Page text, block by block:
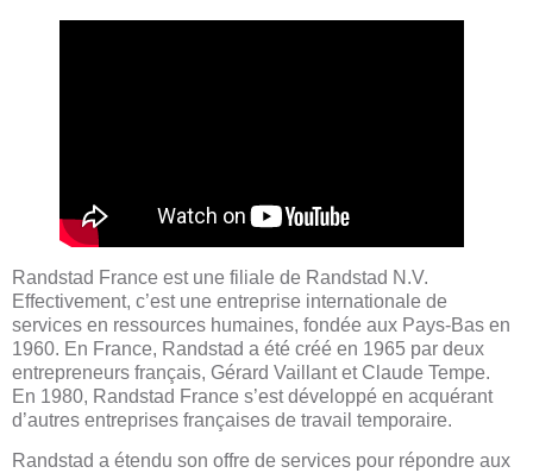
Randstad France est une filiale de Randstad N.V.
Effectivement, c’est une entreprise internationale de
services en ressources humaines, fondée aux Pays-Bas en
1960. En France, Randstad a été créé en 1965 par deux
entrepreneurs français, Gérard Vaillant et Claude Tempe.
En 1980, Randstad France s’est développé en acquérant
d’autres entreprises françaises de travail temporaire.
Randstad a étendu son offre de services pour répondre aux